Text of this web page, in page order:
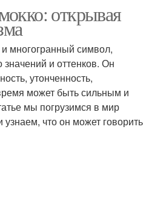
открывая
многогранный символ,
и оттенков. Он
утонченность,
может быть сильным и
мы погрузимся в мир
что он может говорить